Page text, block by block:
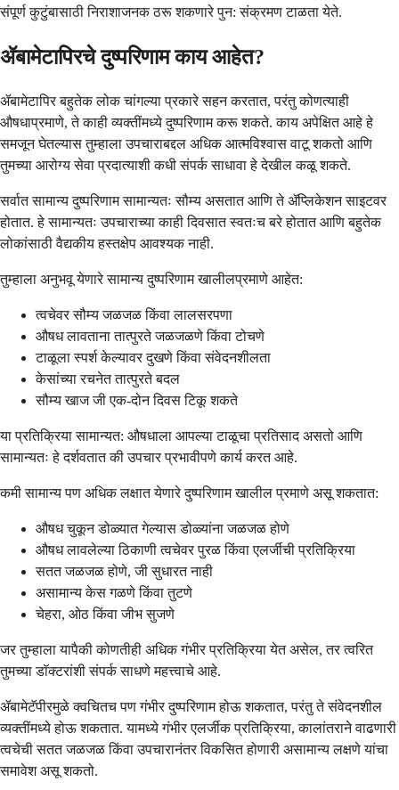
संपूर्ण कुटुंबासाठी निराशाजनक ठरू शकणारे पुन: संक्रमण टाळता येते.
ॲबामेटापिरचे दुष्परिणाम काय आहेत?
ॲबामेटापिर बहुतेक लोक चांगल्या प्रकारे सहन करतात, परंतु कोणत्याही
औषधाप्रमाणे, ते काही व्यक्तींमध्ये दुष्परिणाम करू शकते. काय अपेक्षित आहे हे
समजून घेतल्यास तुम्हाला उपचाराबद्दल अधिक आत्मविश्वास वाटू शकतो आणि
तुमच्या आरोग्य सेवा प्रदात्याशी कधी संपर्क साधावा हे देखील कळू शकते.
सर्वात सामान्य दुष्परिणाम सामान्यतः सौम्य असतात आणि ते ॲप्लिकेशन साइटवर
होतात. हे सामान्यतः उपचाराच्या काही दिवसात स्वतःच बरे होतात आणि बहुतेक
लोकांसाठी वैद्यकीय हस्तक्षेप आवश्यक नाही.
तुम्हाला अनुभवू येणारे सामान्य दुष्परिणाम खालीलप्रमाणे आहेत:
त्वचेवर सौम्य जळजळ किंवा लालसरपणा
औषध लावताना तात्पुरते जळजळणे किंवा टोचणे
टाळूला स्पर्श केल्यावर दुखणे किंवा संवेदनशीलता
केसांच्या रचनेत तात्पुरते बदल
सौम्य खाज जी एक-दोन दिवस टिकू शकते
या प्रतिक्रिया सामान्यत: औषधाला आपल्या टाळूचा प्रतिसाद असतो आणि
सामान्यतः हे दर्शवतात की उपचार प्रभावीपणे कार्य करत आहे.
कमी सामान्य पण अधिक लक्षात येणारे दुष्परिणाम खालील प्रमाणे असू शकतात:
औषध चुकून डोळ्यात गेल्यास डोळ्यांना जळजळ होणे
औषध लावलेल्या ठिकाणी त्वचेवर पुरळ किंवा एलर्जीची प्रतिक्रिया
सतत जळजळ होणे, जी सुधारत नाही
असामान्य केस गळणे किंवा तुटणे
चेहरा, ओठ किंवा जीभ सुजणे
जर तुम्हाला यापैकी कोणतीही अधिक गंभीर प्रतिक्रिया येत असेल, तर त्वरित
तुमच्या डॉक्टरांशी संपर्क साधणे महत्त्वाचे आहे.
ॲबामेटॅपीरमुळे क्वचितच पण गंभीर दुष्परिणाम होऊ शकतात, परंतु ते संवेदनशील
व्यक्तींमध्ये होऊ शकतात. यामध्ये गंभीर एलर्जीक प्रतिक्रिया, कालांतराने वाढणारी
त्वचेची सतत जळजळ किंवा उपचारानंतर विकसित होणारी असामान्य लक्षणे यांचा
समावेश असू शकतो.